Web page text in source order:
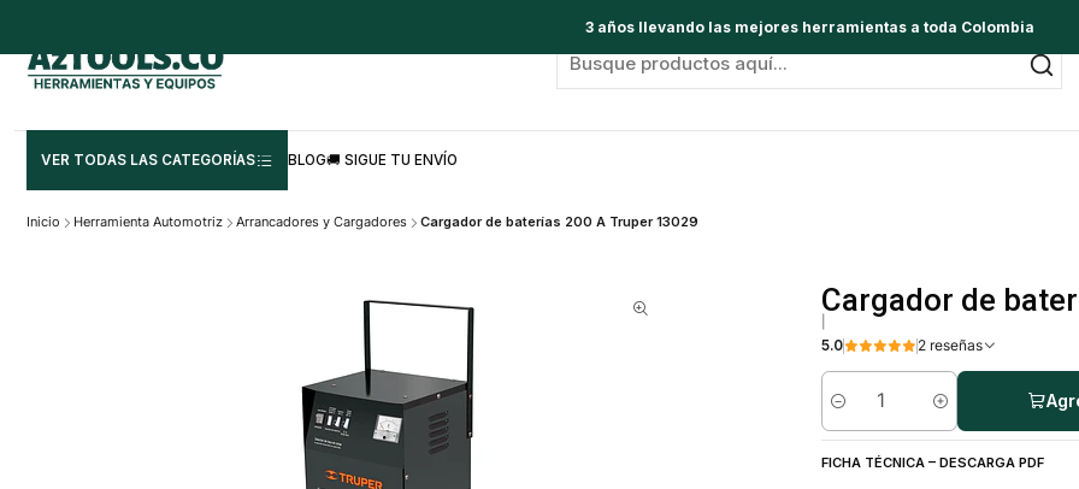
VER TODAS LAS CATEGORÍAS BLOG🚚 SIGUE TU ENVÍO
3 años llevando las mejores herramientas a toda Colombia
Inicio Herramienta Automotriz Arrancadores y Cargadores Cargador de baterías 200 A Truper 13029
Cargador de
5.0
2 reseñas
Cantidad
FICHA TÉCNICA – DESCARGA PDF